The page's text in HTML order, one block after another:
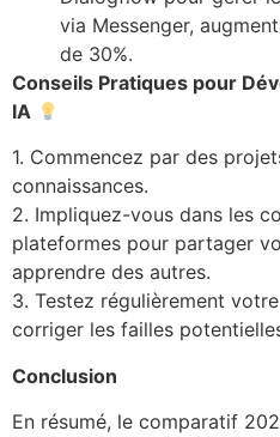
via Messenger,
de 30%.
Conseils Pratiques pour
IA
1. Commencez par des
connaissances.
2. Impliquez-vous dans les
plateformes pour partager
apprendre des autres.
3. Testez régulièrement
corriger les failles
Conclusion
En résumé, le comparatif